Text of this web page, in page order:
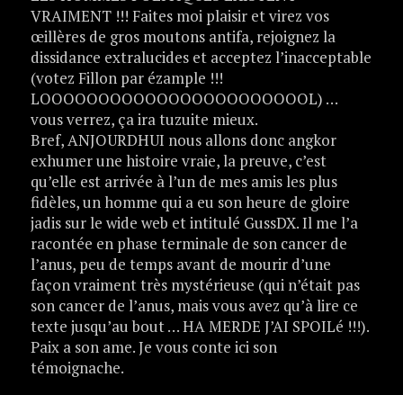
VRAIMENT !!! Faites moi plaisir et virez vos
œillères de gros moutons antifa, rejoignez la
dissidance extralucides et acceptez l’inacceptable
(votez Fillon par ézample !!!
LOOOOOOOOOOOOOOOOOOOOOOOL) …
vous verrez, ça ira tuzuite mieux.
Bref, ANJOURDHUI nous allons donc angkor
exhumer une histoire vraie, la preuve, c’est
qu’elle est arrivée à l’un de mes amis les plus
fidèles, un homme qui a eu son heure de gloire
jadis sur le wide web et intitulé GussDX. Il me l’a
racontée en phase terminale de son cancer de
l’anus, peu de temps avant de mourir d’une
façon vraiment très mystérieuse (qui n’était pas
son cancer de l’anus, mais vous avez qu’à lire ce
texte jusqu’au bout … HA MERDE J’AI SPOILé !!!).
Paix a son ame. Je vous conte ici son
témoignache.